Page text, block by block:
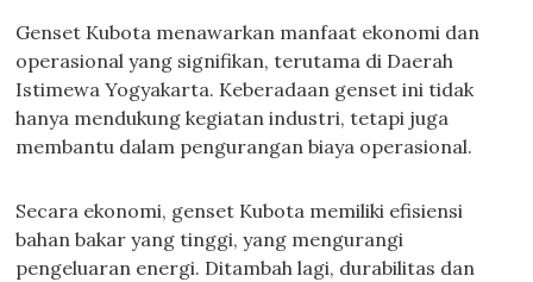
Genset Kubota menawarkan manfaat ekonomi dan
operasional yang signifikan, terutama di Daerah
Istimewa Yogyakarta. Keberadaan genset ini tidak
hanya mendukung kegiatan industri, tetapi juga
membantu dalam pengurangan biaya operasional.
Secara ekonomi, genset Kubota memiliki efisiensi
bahan bakar yang tinggi, yang mengurangi
pengeluaran energi. Ditambah lagi, durabilitas dan